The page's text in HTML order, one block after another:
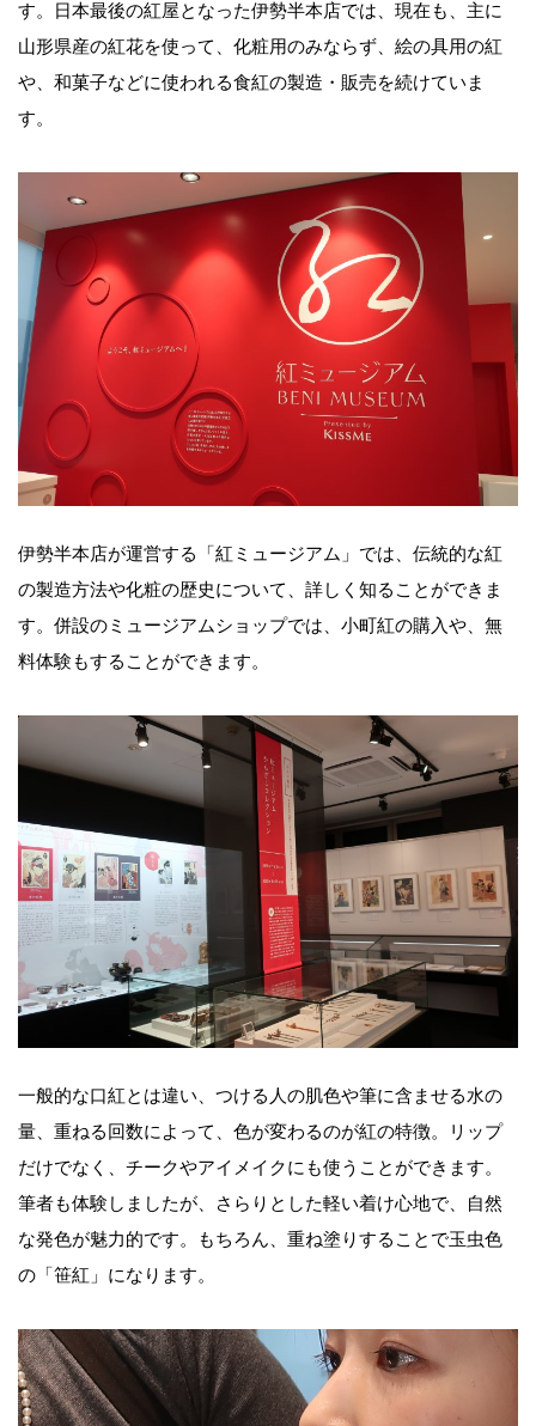
す。日本最後の紅屋となった伊勢半本店では、現在も、主に
山形県産の紅花を使って、化粧用のみならず、絵の具用の紅
や、和菓子などに使われる食紅の製造・販売を続けていま
す。
伊勢半本店が運営する「紅ミュージアム」では、伝統的な紅
の製造方法や化粧の歴史について、詳しく知ることができま
す。併設のミュージアムショップでは、小町紅の購入や、無
料体験もすることができます。
一般的な口紅とは違い、つける人の肌色や筆に含ませる水の
量、重ねる回数によって、色が変わるのが紅の特徴。リップ
だけでなく、チークやアイメイクにも使うことができます。
筆者も体験しましたが、さらりとした軽い着け心地で、自然
な発色が魅力的です。もちろん、重ね塗りすることで玉虫色
の「笹紅」になります。